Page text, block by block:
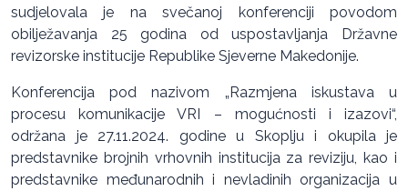
sudjelovala je na svečanoj konferenciji povodom
obilježavanja 25 godina od uspostavljanja Državne
revizorske institucije Republike Sjeverne Makedonije.
Konferencija pod nazivom „Razmjena iskustava u
procesu komunikacije VRI – mogućnosti i izazovi“,
održana je 27.11.2024. godine u Skoplju i okupila je
predstavnike brojnih vrhovnih institucija za reviziju, kao i
predstavnike međunarodnih i nevladinih organizacija u